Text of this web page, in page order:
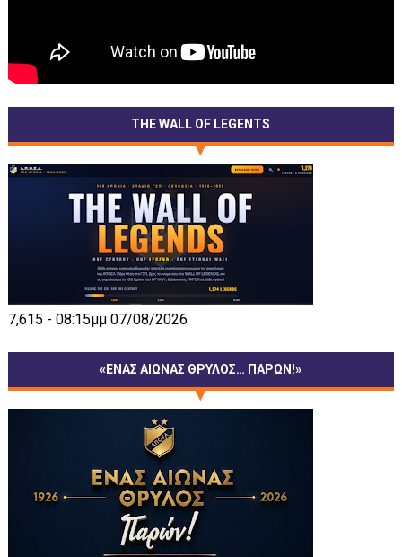
THE WALL OF LEGENTS
7,615 - 08:15μμ 07/08/2026
«ΕΝΑΣ ΑΙΩΝΑΣ ΘΡΥΛΟΣ… ΠΑΡΩΝ!»